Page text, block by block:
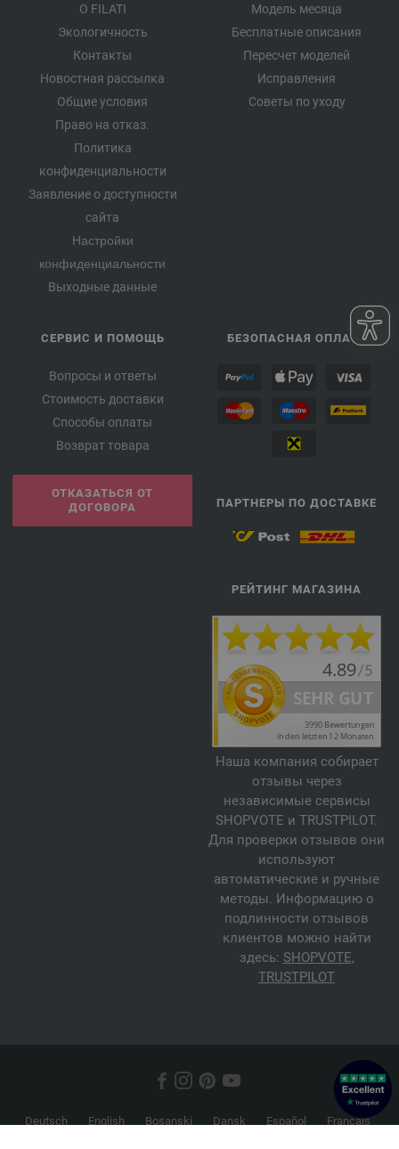
О FILATI
Экологичность
Контакты
Новостная рассылка
Общие условия
Право на отказ.
Политика
конфиденциальности
Заявление о доступности
сайта
Настройки
конфиденциальности
Выходные данные
Модель месяца
Бесплатные описания
Пересчет моделей
Исправления
Советы по уходу
СЕРВИС И ПОМОЩЬ
Вопросы и ответы
Стоимость доставки
Способы оплаты
Возврат товара
ОТКАЗАТЬСЯ ОТ
ДОГОВОРА
БЕЗОПАСНАЯ ОПЛАТА
ПАРТНЕРЫ ПО ДОСТАВКЕ
РЕЙТИНГ МАГАЗИНА
Наша компания собирает
отзывы через
независимые сервисы
SHOPVOTE и TRUSTPILOT.
Для проверки отзывов они
используют
автоматические и ручные
методы. Информацию о
подлинности отзывов
клиентов можно найти
здесь: SHOPVOTE,
TRUSTPILOT
Deutsch English Bosanski Dansk Español
Français